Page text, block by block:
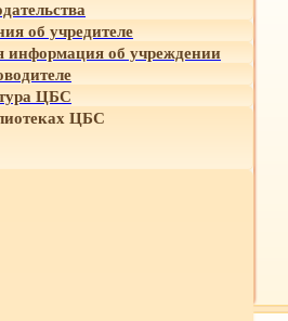
об учредителе
об учреждении
ЦБС
ЦБС